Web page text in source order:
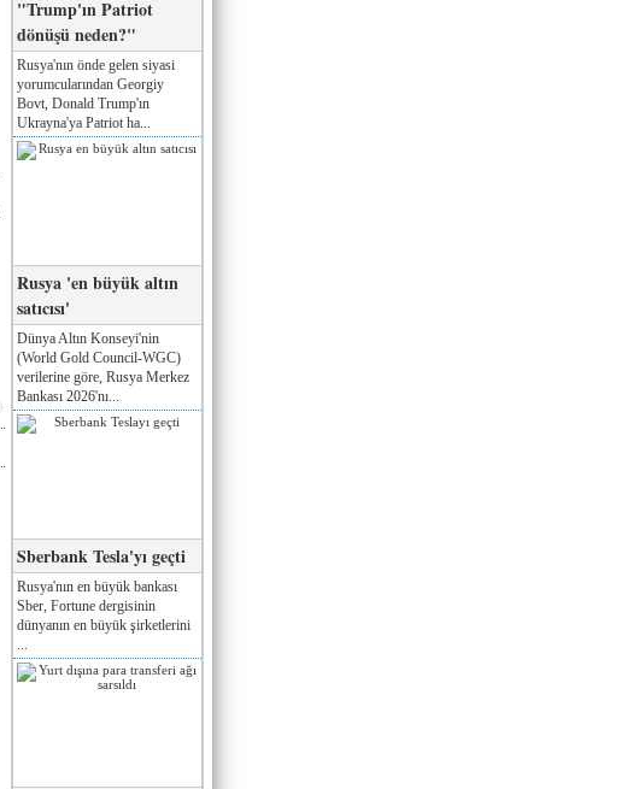
"Trump'ın Patriot
dönüşü neden?"
Rusya'nın önde gelen siyasi
yorumcularından Georgiy
Bovt, Donald Trump'ın
Ukrayna'ya Patriot ha...
Rusya 'en büyük altın
satıcısı'
Dünya Altın Konseyi'nin
(World Gold Council-WGC)
verilerine göre, Rusya Merkez
Bankası 2026'nı...
Sberbank Tesla'yı geçti
Rusya'nın en büyük bankası
Sber, Fortune dergisinin
dünyanın en büyük şirketlerini
...